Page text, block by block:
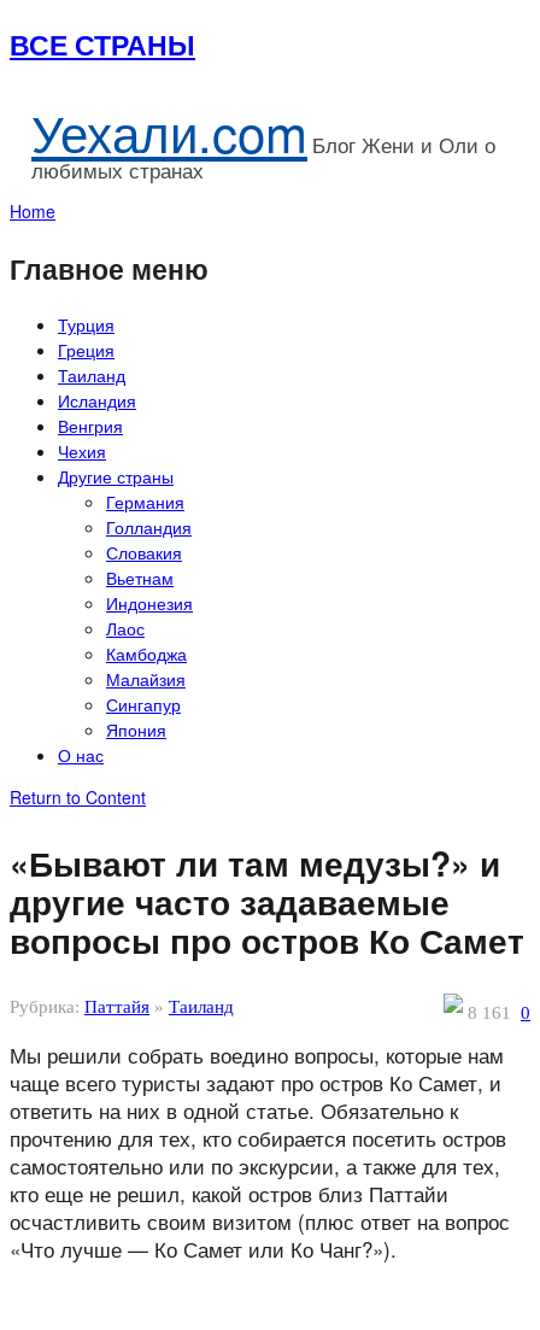
ВСЕ СТРАНЫ
Уехали.com Блог Жени и Оли о
любимых странах
Home
Главное меню
Турция
Греция
Таиланд
Исландия
Венгрия
Чехия
Другие страны
Германия
Голландия
Словакия
Вьетнам
Индонезия
Лаос
Камбоджа
Малайзия
Сингапур
Япония
О нас
Return to Content
«Бывают ли там медузы?» и
другие часто задаваемые
вопросы про остров Ко Самет
Рубрика: Паттайя » Таиланд 8 161 0
Мы решили собрать воедино вопросы, которые нам
чаще всего туристы задают про остров Ко Самет, и
ответить на них в одной статье. Обязательно к
прочтению для тех, кто собирается посетить остров
самостоятельно или по экскурсии, а также для тех,
кто еще не решил, какой остров близ Паттайи
осчастливить своим визитом (плюс ответ на вопрос
«Что лучше — Ко Самет или Ко Чанг?»).